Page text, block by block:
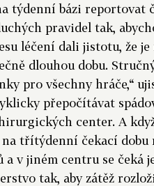
týdenní bázi reportovat
pravidel tak,
léčení dali jistotu, že
dlouhou dobu.
pro všechny hráče,“
přepočítávat
center. A
třítýdenní čekací dobu
a v jiném centru se čeká
tak, aby zátěž